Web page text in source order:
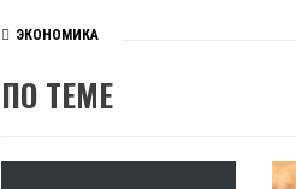
ЭКОНОМИКА
ПО ТЕМЕ